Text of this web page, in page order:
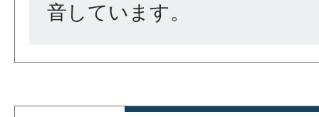
音しています。